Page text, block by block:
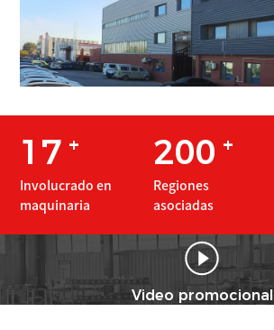
17 +
Involucrado en
maquinaria
200 +
Regiones
asociadas
Video promocional